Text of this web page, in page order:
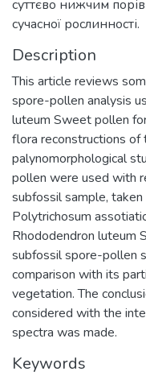
суттєво нижчим
сучасної рослинності.
Description
This article reviews
spore-pollen analysis
luteum Sweet pollen
flora reconstructions
palynomorphological
pollen were used with
subfossil sample,
Polytrichosum
Rhododendron luteum
subfossil spore-pollen
comparison with its
vegetation. The
considered with the
spectra was made.
Keywords